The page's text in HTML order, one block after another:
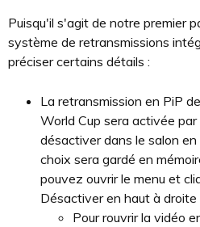
Puisqu'il s'agit de notre premier
système de retransmissions
préciser certains détails :
La retransmission en PiP
World Cup sera activée
désactiver dans le salon
choix sera gardé en
pouvez ouvrir le menu et
Désactiver en haut à droite
Pour rouvrir la vidéo